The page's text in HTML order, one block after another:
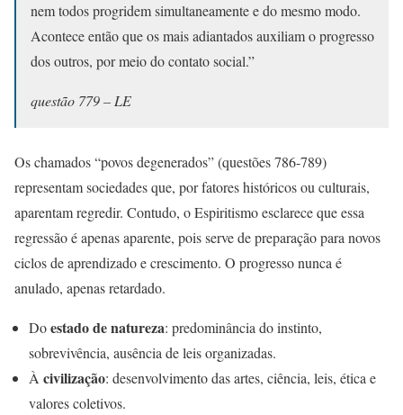
nem todos progridem simultaneamente e do mesmo modo.
Acontece então que os mais adiantados auxiliam o progresso
dos outros, por meio do contato social.”
questão 779 – LE
Os chamados “povos degenerados” (questões 786-789)
representam sociedades que, por fatores históricos ou culturais,
aparentam regredir. Contudo, o Espiritismo esclarece que essa
regressão é apenas aparente, pois serve de preparação para novos
ciclos de aprendizado e crescimento. O progresso nunca é
anulado, apenas retardado.
Doestado de natureza: predominância do instinto,
sobrevivência, ausência de leis organizadas.
À civilização: desenvolvimento das artes, ciência, leis, ética e
valores coletivos.